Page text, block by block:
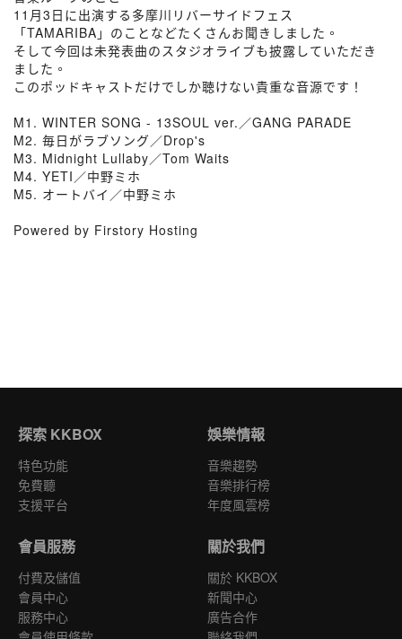
11月3日に出演する多摩川リバーサイドフェス
「TAMARIBA」のことなどたくさんお聞きしました。
そして今回は未発表曲のスタジオライブも披露していただき
ました。
このポッドキャストだけでしか聴けない貴重な音源です！
M1. WINTER SONG - 13SOUL ver.／GANG PARADE
M2. 毎日がラブソング／Drop's
M3. Midnight Lullaby／Tom Waits
M4. YETI／中野ミホ
M5. オートバイ／中野ミホ
Powered by Firstory Hosting
探索 KKBOX
特色功能
免費聽
支援平台
娛樂情報
音樂趨勢
音樂排行榜
年度風雲榜
會員服務
付費及儲值
會員中心
服務中心
關於我們
關於 KKBOX
新聞中心
廣告合作